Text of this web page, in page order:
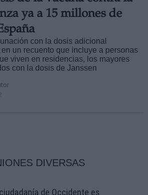
ya a 15 millones de
con la dosis adicional
un recuento que incluye a personas
viven en residencias, los mayores
con la dosis de Janssen
DIVERSAS
de Occidente es